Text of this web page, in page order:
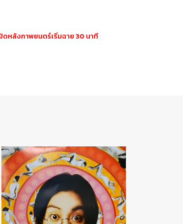
หลังภาพยนตร์เริ่มฉาย 30 นาที